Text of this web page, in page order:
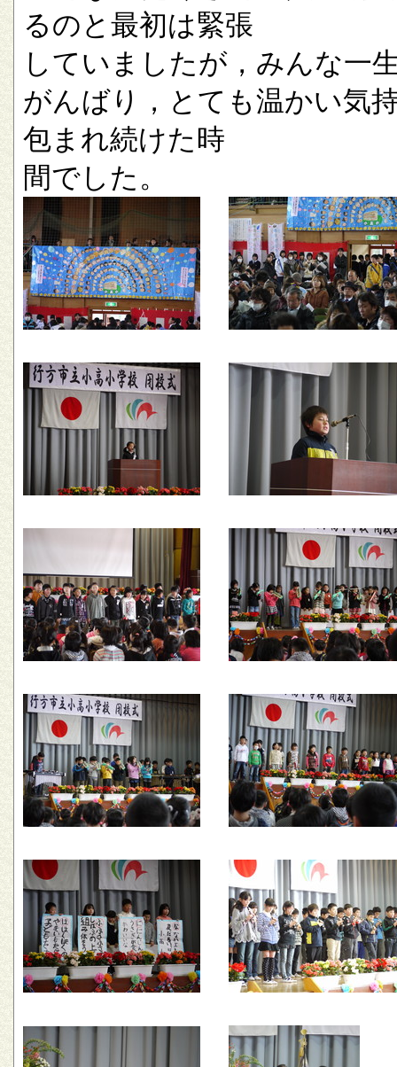
るのと最初は緊張
していましたが，みんな一
がんばり，とても温かい気
包まれ続けた時
間でした。